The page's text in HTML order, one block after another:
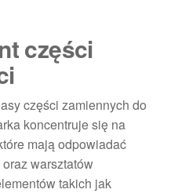
części
części zamiennych do
koncentruje się na
mają odpowiadać
warsztatów
takich jak